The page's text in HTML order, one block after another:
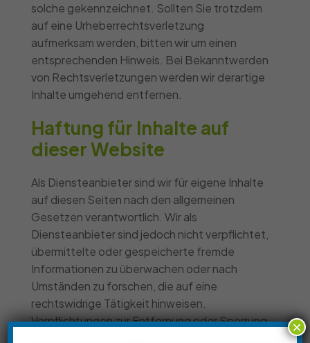
solche gekennzeichnet. Sollten Sie trotzdem
auf eine Urheberrechtsverletzung
aufmerksam werden, bitten wir um einen
entsprechenden Hinweis. Bei Bekanntwerden
von Rechtsverletzungen werden wir derartige
Inhalte umgehend entfernen.
Haftung für Inhalte auf
dieser Website
Als Diensteanbieter sind wir für eigene Inhalte
auf diesen Seiten nach den allgemeinen
Gesetzen verantwortlich. Wir als
Diensteanbieter sind jedoch nicht verpflichtet,
übermittelte oder gespeicherte fremde
Informationen zu überwachen oder nach
Umständen zu forschen, die auf eine
rechtswidrige Tätigkeit hinweisen.
Verpflichtungen zur Entfernung oder Sperrung
×